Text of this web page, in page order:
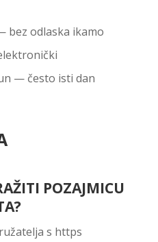
bez odlaska ikamo
— često isti dan
POZAJMICU
s https